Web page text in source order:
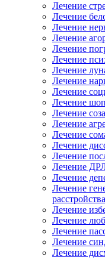
Лечение
Лечение
Лечение
Лечение
Лечение
Лечение
Лечение
Лечение
Лечение
Лечение
Лечение
Лечение
Лечение
Лечение
Лечение
Лечение
Лечение
Лечение
расстройства
Лечение
Лечение
Лечение
Лечение
Лечение